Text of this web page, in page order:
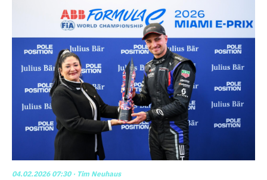
04.02.2026 07:30· Tim Neuhaus